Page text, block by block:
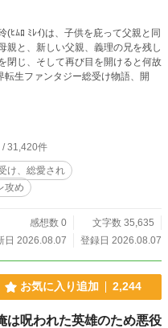
(ﾋﾑﾛ ﾐﾚｲ)は、子供を庇って父親と同
親と、新しい父親、義理の兄を残し
閉じ、そして再び目を開けると何故
生ファンタジー総受け物語、開
/ 31,420件
け、総愛され
攻め
感想数 0
文字数 35,635
日 2026.08.07
登録日 2026.08.07
お気に入り追加 2,244
は呪われた英雄のため悪役